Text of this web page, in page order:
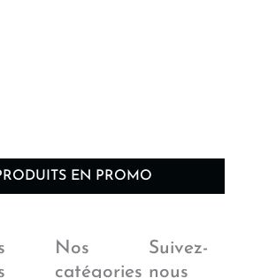
EN PROMO
Nos
catégories
Suivez-
nous